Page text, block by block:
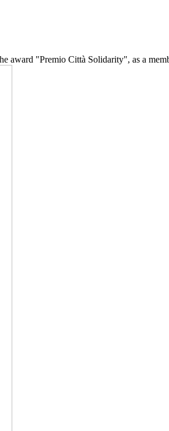
award "Premio Città Solidarity", as a